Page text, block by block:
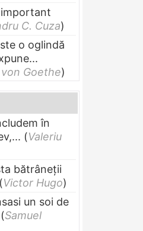
C. Cuza)
o oglindă
Goethe)
în
(Valeriu
bătrâneții
(Victor Hugo)
un soi de
(Samuel